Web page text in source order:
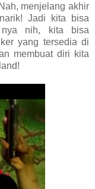
menjelang akhir
Jadi kita bisa
nya nih, kita bisa
yang tersedia di
membuat diri kita